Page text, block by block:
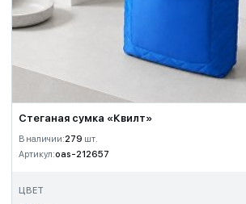
Стеганая сумка «Квилт»
В наличии:279 шт.
Артикул:oas-212657
ЦВЕТ